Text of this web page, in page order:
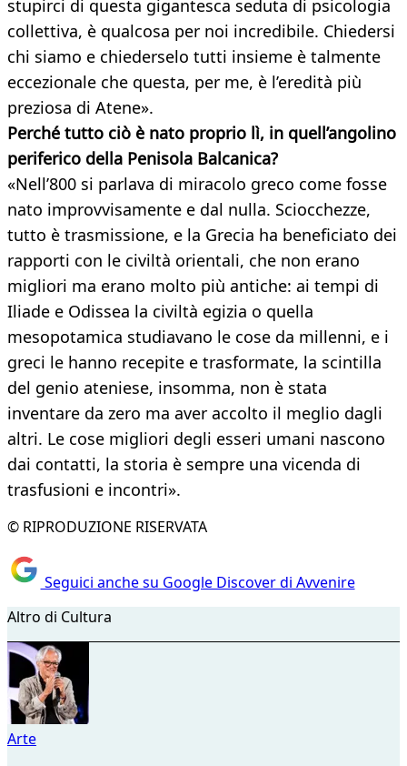
stupirci di questa gigantesca seduta di psicologia
collettiva, è qualcosa per noi incredibile. Chiedersi
chi siamo e chiederselo tutti insieme è talmente
eccezionale che questa, per me, è l’eredità più
preziosa di Atene».
Perché tutto ciò è nato proprio lì, in quell’angolino
periferico della Penisola Balcanica?
«Nell’800 si parlava di miracolo greco come fosse
nato improvvisamente e dal nulla. Sciocchezze,
tutto è trasmissione, e la Grecia ha beneficiato dei
rapporti con le civiltà orientali, che non erano
migliori ma erano molto più antiche: ai tempi di
Iliade e Odissea la civiltà egizia o quella
mesopotamica studiavano le cose da millenni, e i
greci le hanno recepite e trasformate, la scintilla
del genio ateniese, insomma, non è stata
inventare da zero ma aver accolto il meglio dagli
altri. Le cose migliori degli esseri umani nascono
dai contatti, la storia è sempre una vicenda di
trasfusioni e incontri».
© RIPRODUZIONE RISERVATA
Seguici anche su Google Discover di Avvenire
Altro di Cultura
Arte